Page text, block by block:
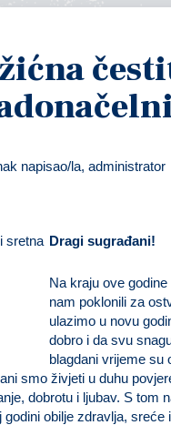
napisao/la, administrator
Dragi sugrađani!
Na kraju ove
nam poklonili za
ulazimo u novu
dobro i da svu
blagdani vrijeme su
smo živjeti u duhu
dobrotu i ljubav. S tom
obilje zdravlja, sreće